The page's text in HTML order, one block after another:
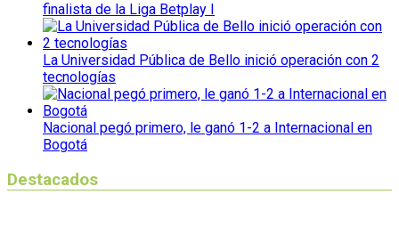
finalista de la Liga Betplay I
La Universidad Pública de Bello inició operación con 2
tecnologías
Nacional pegó primero, le ganó 1-2 a Internacional en
Bogotá
Destacados